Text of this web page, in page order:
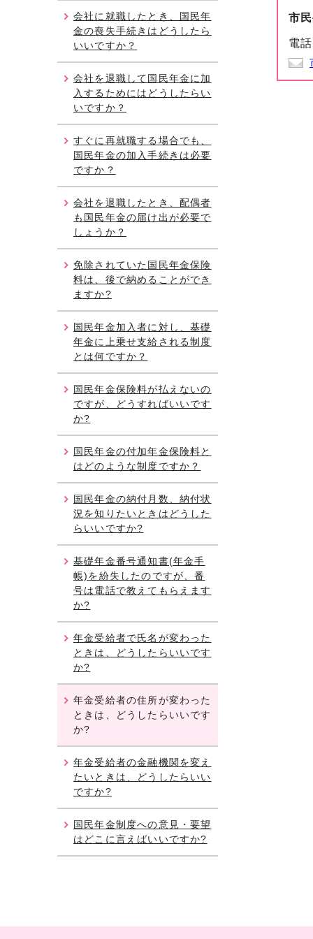
市
電
会社に就職したとき、国民年
金の喪失手続きはどうしたら
いいですか？
会社を退職して国民年金に加
入するためにはどうしたらい
いですか？
すぐに再就職する場合でも、
国民年金の加入手続きは必要
ですか？
会社を退職したとき、配偶者
も国民年金の届け出が必要で
しょうか？
免除されていた国民年金保険
料は、後で納めることができ
ますか?
国民年金加入者に対し、基礎
年金に上乗せ支給される制度
とは何ですか？
国民年金保険料が払えないの
ですが、どうすればいいです
か?
国民年金の付加年金保険料と
はどのような制度ですか？
国民年金の納付月数、納付状
況を知りたいときはどうした
らいいですか?
基礎年金番号通知書(年金手
帳)を紛失したのですが、番
号は電話で教えてもらえます
か?
年金受給者で氏名が変わった
ときは、どうしたらいいです
か?
年金受給者の住所が変わった
ときは、どうしたらいいです
か?
年金受給者の金融機関を変え
たいときは、どうしたらいい
ですか?
国民年金制度への意見・要望
はどこに言えばいいですか?